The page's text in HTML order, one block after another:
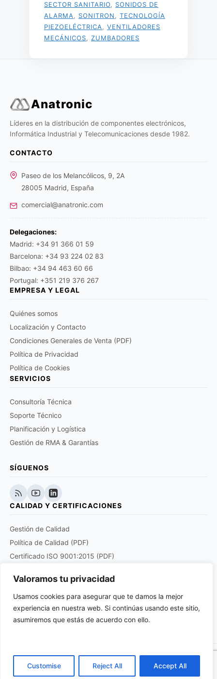
Valoramos tu privacidad
Usamos cookies para asegurar que te damos la mejor
experiencia en nuestra web. Si continúas usando este sitio,
asumiremos que estás de acuerdo con ello.
Customise Reject All Accept All
SECTOR SANITARIO
SONIDOS DE
ALARMA
SONITRON
TECNOLOGÍA
PIEZOELÉCTRICA
VENTILADORES
MECÁNICOS
ZUMBADORES
Anatronic
Líderes en la distribución de componentes electrónicos,
Informática Industrial y Telecomunicaciones desde 1982.
CONTACTO
Paseo de los Melancólicos, 9, 2A
28005 Madrid, España
comercial@anatronic.com
Delegaciones:
Madrid: +34 91 366 01 59
Barcelona: +34 93 224 02 83
Bilbao: +34 94 463 60 66
Portugal: +351 219 376 267
EMPRESA Y LEGAL
Quiénes somos
Localización y Contacto
Condiciones Generales de Venta (PDF)
Política de Privacidad
Política de Cookies
SERVICIOS
Consultoría Técnica
Soporte Técnico
Planificación y Logística
Gestión de RMA & Garantías
SÍGUENOS
CALIDAD Y CERTIFICACIONES
Gestión de Calidad
Política de Calidad (PDF)
Certificado ISO 9001:2015 (PDF)
Certificado DOCUPLUS S&I (PDF)
Purchase order quality clauses for aviation and
aerospace products suppliers (PDF)
© 2026 Anatronic S.A. Todos los derechos reservados.